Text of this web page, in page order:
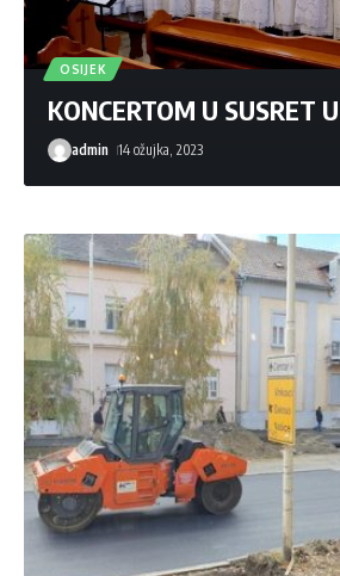
OSIJEK
KONCERTOM U SUSRET
admin 14 ožujka, 2023